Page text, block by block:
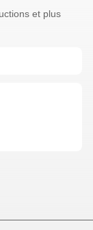
et plus